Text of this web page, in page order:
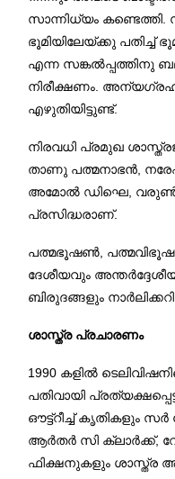
സാന്നിധ്യം
ഭൂമിയിലേയ്ക്കു പതിച്ച്
എന്ന സങ്കൽപ്പത്തിനു
നിരീക്ഷണം. അന്യഗ്രഹ
എഴുതിയിട്ടുണ്ട്.
നിരവധി പ്രമുഖ
താണു പത്മനാഭൻ, നരേഷ്
അമോൽ ഡിഘെ, വരുൺ
പ്രസിദ്ധരാണ്.
പത്മഭൂഷൺ,
ദേശീയവും
ബിരുദങ്ങളും
ശാസ്ത്ര പ്രചാരണം
1990 കളിൽ
പതിവായി
ഔട്ട്റീച്ച്
ആർതർ സി ക്ലാർക്ക്,
ഫിക്ഷനുകളും ശാസ്ത്ര